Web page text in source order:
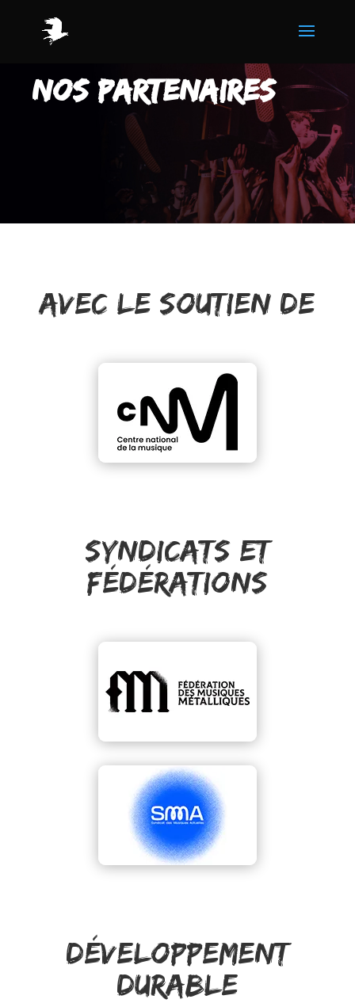
NOS PARTENAIRES
AVEC LE SOUTIEN DE
Syndicats et
fédérations
Développement
durable